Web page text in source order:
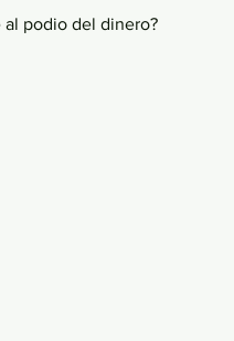
al podio del dinero?